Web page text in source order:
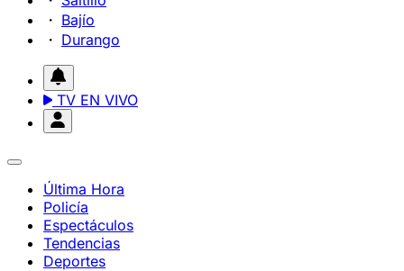
Bajío
Durango
TV EN VIVO
Última Hora
Policía
Espectáculos
Tendencias
Deportes